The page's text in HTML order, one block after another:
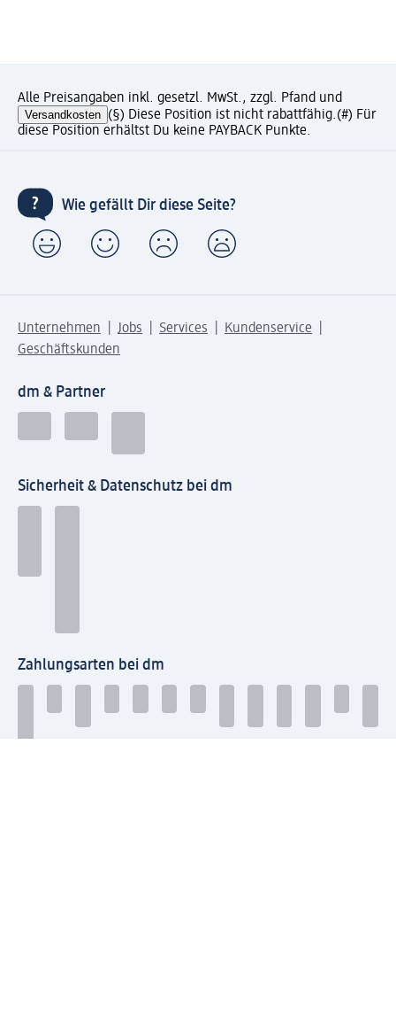
Alle Preisangaben inkl. gesetzl. MwSt., zzgl. Pfand und
Versandkosten (§) Diese Position ist nicht rabattfähig.(#) Für
diese Position erhältst Du keine PAYBACK Punkte.
Wie gefällt Dir diese Seite?
Unternehmen Jobs Services
Kundenservice
Geschäftskunden
dm & Partner
Sicherheit & Datenschutz bei dm
Zahlungsarten bei dm